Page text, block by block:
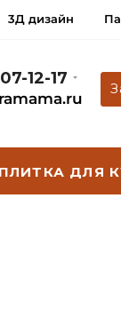
3Д дизайн
12-17
ПЛИТКА ДЛЯ